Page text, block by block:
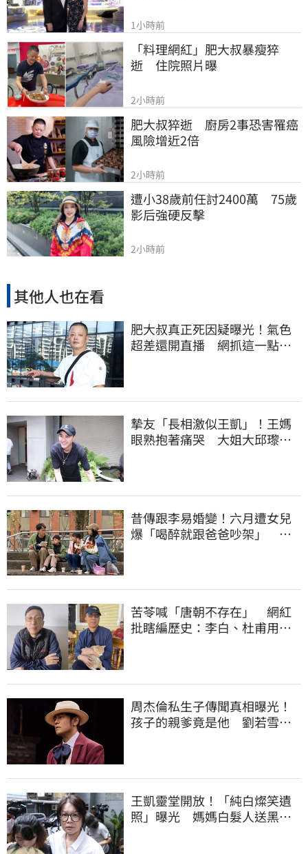
1小時前
「料理網紅」肥大叔暴瘦猝
逝　住院照片曝
2小時前
肥大叔猝逝　廚房2事恐害罹癌
風險增近2倍
2小時前
遭小38歲前任討2400萬　75歲
影后強硬反擊
2小時前
其他人也在看
肥大叔真正死因疑曝光！氣色
超差還開直播 網抓這一點超
摯友「長相激似王凱」！王媽
眼熟抱著痛哭 大姐大邱瓈寬
昔傳跟李易婚變！六月遭女兒
爆「喝醉就跟爸爸吵架」 她
苦苓喊「唐朝不存在」 網紅
批瞎編歷史：李白、杜甫用鮮
周杰倫私生子傳聞真相曝光！
孩子的親爹竟是他 劉若雪閨
王凱靈堂開放！「純白燦笑遺
照」曝光 媽媽白髮人送黑髮